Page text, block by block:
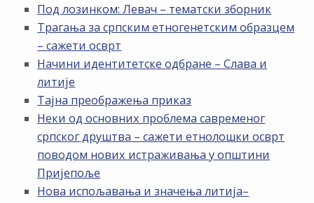
Под лозинком: Левач – тематски зборник
Трагања за српским етногенетским образцем
– сажети осврт
Начини идентитетске одбране – Слава и
литије
Тајна преображења приказ
Неки од основних проблема савременог
српског друштва – сажети етнолошки осврт
поводом нових истраживања у општини
Пријепоље
Нова испољавања и значења литија–